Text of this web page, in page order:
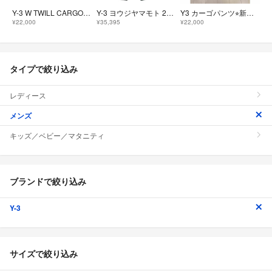
Y-3 W TWILL CARGO PANTS BLACK サイズ2XS IN4399
¥22,000
Y-3 ヨウジヤマモト 25SS ツイル カーゴパンツ サルエル XS ブラック
¥35,395
Y3 カーゴパンツ⭐︎新品未使用⭐︎ワイスリー
¥22,000
タイプで絞り込み
レディース
メンズ
キッズ／ベビー／マタニティ
ブランドで絞り込み
Y-3
サイズで絞り込み